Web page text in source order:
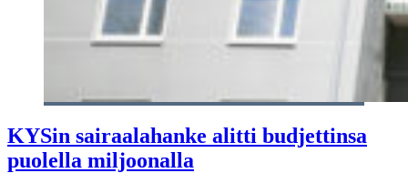
KYSin sairaalahanke alitti budjettinsa
puolella miljoonalla